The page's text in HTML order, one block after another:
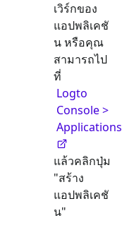
เวิร์กของ
แอปพลิเคชั
น หรือคุณ
สามารถไป
ที่
Logto
Console >
Applications
แล้วคลิกปุ่ม
"สร้าง
แอปพลิเคชั
น"